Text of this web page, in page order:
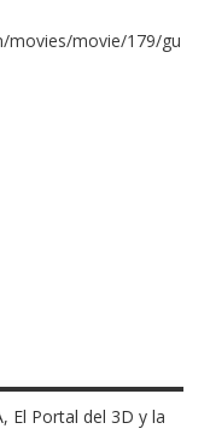
movies/movie/179/gu
El Portal del 3D y la